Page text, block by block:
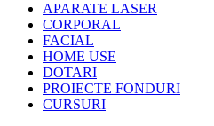
APARATE LASER
CORPORAL
FACIAL
HOME USE
DOTARI
PROIECTE FONDURI
CURSURI